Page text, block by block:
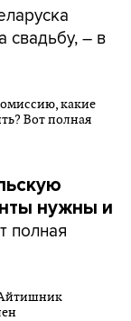
свадьбу, – в
нужны и
полная